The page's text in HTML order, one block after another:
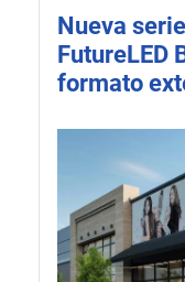
Nueva
FutureLED
formato